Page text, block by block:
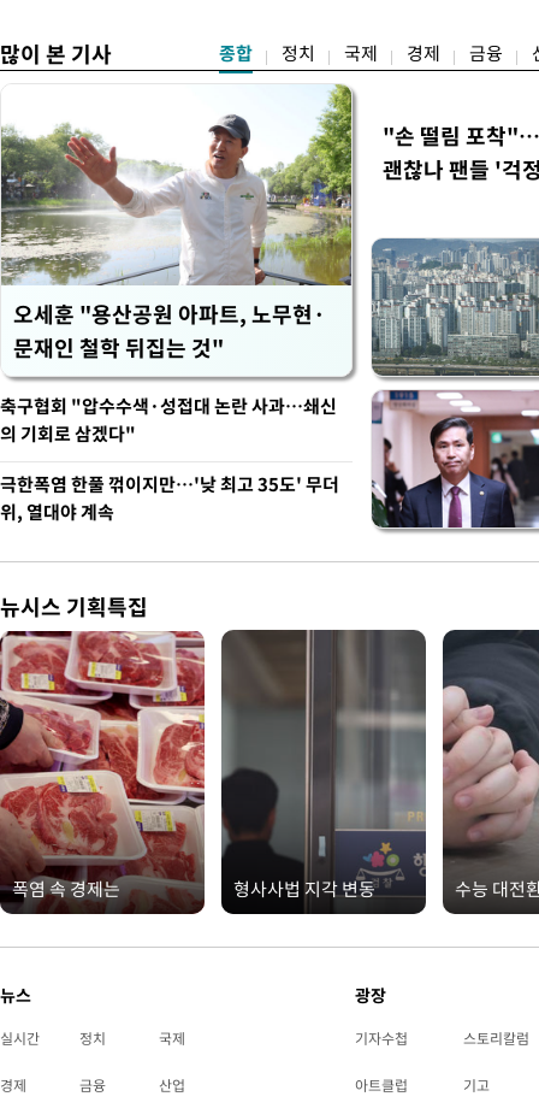
많이 본 기사 종합 정치 국제 경제 금융
오세훈 "용산공원 아파트, 노무현·
문재인 철학 뒤집는 것"
"손 떨림 포착
괜찮나 팬들 '걱
축구협회 "압수수색·성접대 논란 사과…쇄신
의 기회로 삼겠다"
극한폭염 한풀 꺾이지만…'낮 최고 35도' 무더
위, 열대야 계속
뉴시스 기획특집
폭염 속 경제는 형사사법 지각 변동 수능 대전
뉴스
실시간 정치 국제
경제 금융 산업
광장
기자수첩 스토리칼럼
아트클럽 기고